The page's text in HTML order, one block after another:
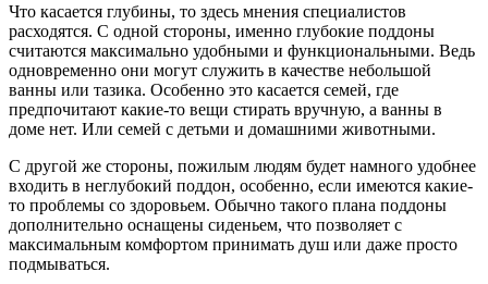
Что касается глубины, то здесь мнения специалистов
расходятся. С одной стороны, именно глубокие поддоны
считаются максимально удобными и функциональными. Ведь
одновременно они могут служить в качестве небольшой
ванны или тазика. Особенно это касается семей, где
предпочитают какие-то вещи стирать вручную, а ванны в
доме нет. Или семей с детьми и домашними животными.
С другой же стороны, пожилым людям будет намного удобнее
входить в неглубокий поддон, особенно, если имеются какие-
то проблемы со здоровьем. Обычно такого плана поддоны
дополнительно оснащены сиденьем, что позволяет с
максимальным комфортом принимать душ или даже просто
подмываться.